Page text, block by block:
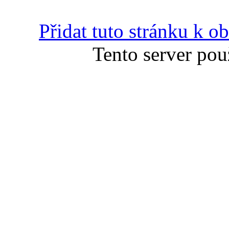
Přidat tuto stránku k
Tento server